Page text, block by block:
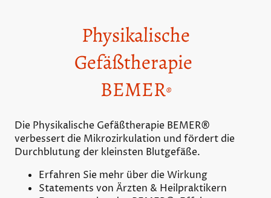
Physikalische
Gefäßtherapie
BEMER®
Die Physikalische Gefäßtherapie­ BEMER®
verbessert die Mikrozirkulation und fördert die
Durchblutung der kleinsten Blutgefäße.
Erfahren Sie mehr über die Wirkung
Statements von Ärzten & Heilpraktikern